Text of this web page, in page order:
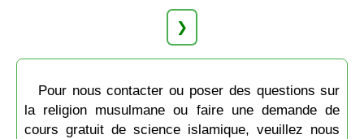
❯
Pour nous contacter ou poser des questions sur
la religion musulmane ou faire une demande de
cours gratuit de science islamique, veuillez nous